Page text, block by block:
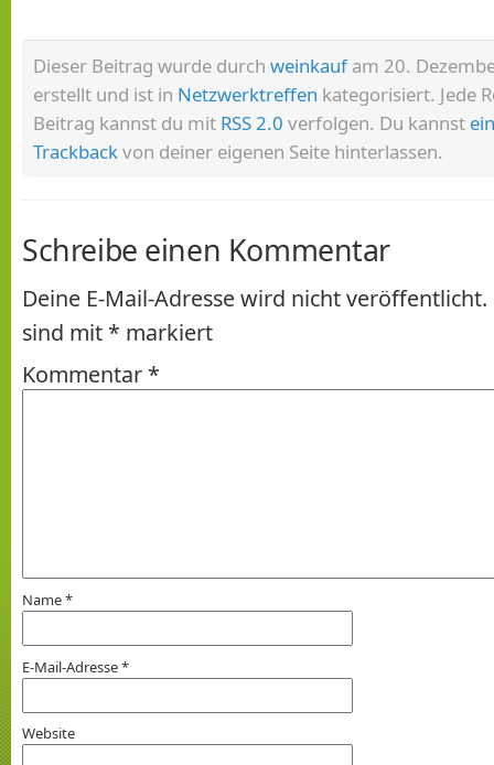
Dieser Beitrag wurde durch weinkaufam 20.
erstellt und ist in Netzwerktreffen kategorisiert. Jede
Beitrag kannst du mit RSS 2.0 verfolgen. Du kannst
Trackbackvon deiner eigenen Seite hinterlassen.
Schreibe einen Kommentar
Deine E-Mail-Adresse wird nicht veröffentlicht.
sind mit * markiert
Kommentar *
Name*
E-Mail-Adresse*
Website